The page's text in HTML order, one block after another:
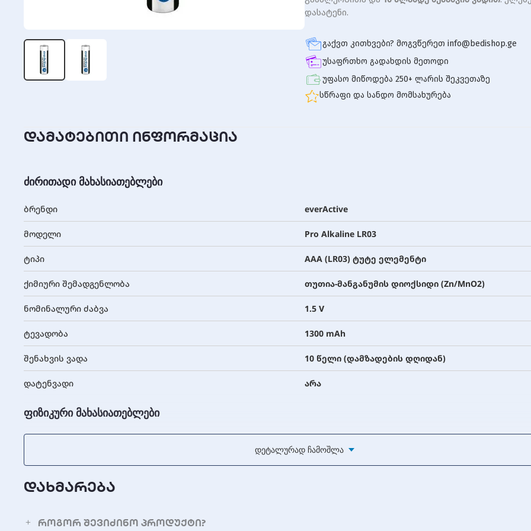
დასატენი.
გაქვთ კითხვები? მოგვწერეთ info@bedishop.ge
უსაფრთხო გადახდის მეთოდი
უფასო მიწოდება 250+ ლარის შეკვეთაზე
სწრაფი და სანდო მომსახურება
დამატებითი ინფორმაცია
ძირითადი მახასიათებლები
ბრენდი everActive
მოდელი Pro Alkaline LR03
ტიპი AAA (LR03) ტუტე ელემენტი
ქიმიური შემადგენლობა თუთია-მანგანუმის დიოქსიდი (Zn/MnO2)
ნომინალური ძაბვა 1.5 V
ტევადობა 1300 mAh
შენახვის ვადა 10 წელი (დამზადების დღიდან)
დატენვადი არა
ფიზიკური მახასიათებლები
სიმაღლე
დიამეტრი 10.5 მმ
წონა
გარემო პირობები
Დეტალურად Ჩამოშლა
დახმარება
როგორ შევიძინო პროდუქტი?